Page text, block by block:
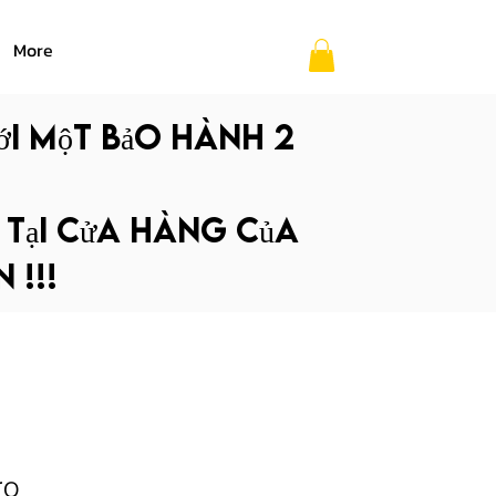
More
một bảo hành 2
cửa hàng của
!!!